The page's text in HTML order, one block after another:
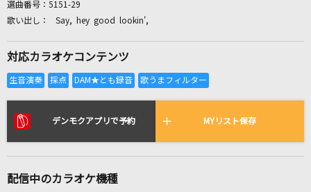
カラオケリクエスト
リアルタイムで歌われている曲の一覧
[生音]ロマンスの神様
ありがちな恋愛
選曲番号： 5151-29
Say, hey good lookin',
対応カラオケコンテンツ
デンモクアプリで予約 MYリスト保存
配信中のカラオケ機種